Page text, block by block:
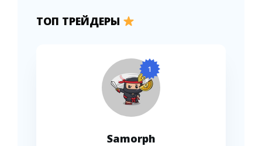
ТОП ТРЕЙДЕРЫ
1
Samorph